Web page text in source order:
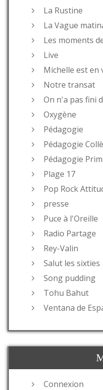
La Rustine
La Vague
Les moments
Live
Michelle est en
Notre transat
On n'a pas fini
Oxygène
Pédagogie
Pédagogie
Pédagogie
Plage 17
Pop Rock
presse
Puce à l'Oreille
Radio Partage
Rey-Valin
Salut les sixties
Song pudding
Tohu Bahut
Ventana de
Connexion